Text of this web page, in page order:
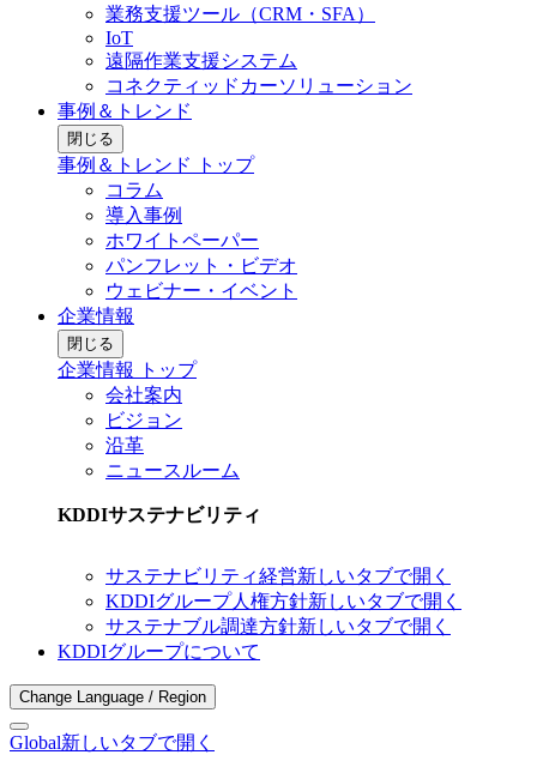
業務支援ツール（CRM・SFA）
IoT
遠隔作業支援システム
コネクティッドカーソリューション
事例＆トレンド
閉じる
事例＆トレンド トップ
コラム
導入事例
ホワイトペーパー
パンフレット・ビデオ
ウェビナー・イベント
企業情報
閉じる
企業情報 トップ
会社案内
ビジョン
沿革
ニュースルーム
KDDIサステナビリティ
サステナビリティ経営新しいタブで開く
KDDIグループ人権方針新しいタブで開く
サステナブル調達方針新しいタブで開く
KDDIグループについて
Change Language / Region
Global新しいタブで開く